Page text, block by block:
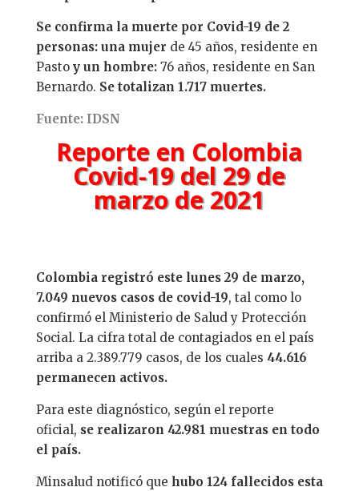
Se confirma la muerte por Covid-19 de 2
personas: una mujer de 45 años, residente en
Pastoy un hombre:76 años, residente en San
Bernardo. Se totalizan 1.717 muertes.
Fuente: IDSN
Reporte en Colombia
Covid-19 del 29 de
marzo de 2021
Colombia registró este lunes 29 de marzo,
7.049 nuevos casos de covid-19, tal como lo
confirmó el Ministerio de Salud y Protección
Social. La cifra total de contagiados en el país
arriba a 2.389.779 casos, de los cuales 44.616
permanecen activos.
Para este diagnóstico, según el reporte
oficial, se realizaron 42.981 muestras en todo
el país.
Minsalud notificó que hubo 124 fallecidos esta